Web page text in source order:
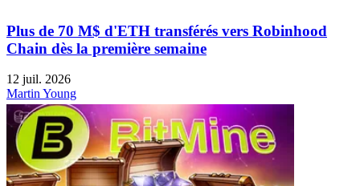
Plus de 70 M$ d'ETH transférés vers Robinhood
Chain dès la première semaine
12 juil. 2026
Martin Young